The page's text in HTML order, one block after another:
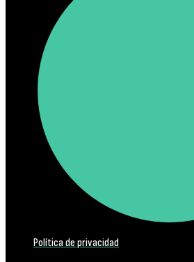
Política de privacidad